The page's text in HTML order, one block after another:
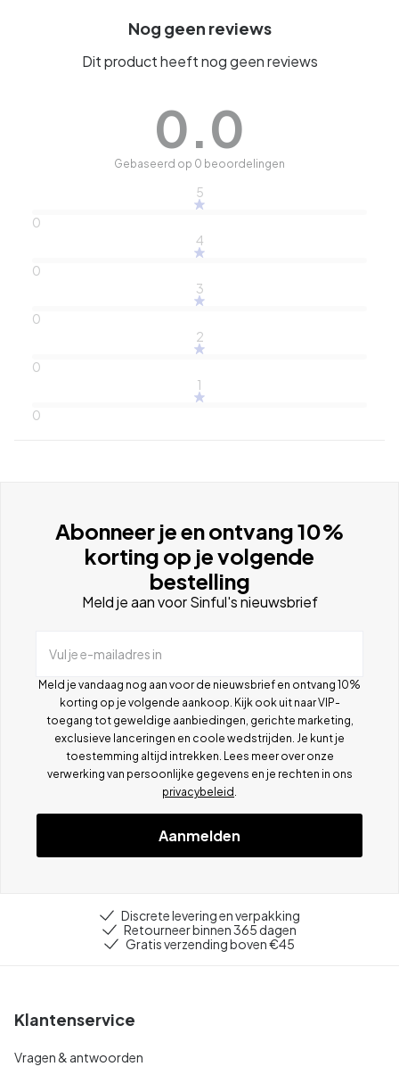
Nog geen reviews
Dit product heeft nog geen reviews
0.0
Gebaseerd op 0 beoordelingen
5
0
4
0
3
0
2
0
1
0
Abonneer je en ontvang 10%
korting op je volgende
bestelling
Meld je aan voor Sinful's nieuwsbrief
Vul je e-mailadres in
Meld je vandaag nog aan voor de nieuwsbrief en ontvang 10%
korting op je volgende aankoop. Kijk ook uit naar VIP-
toegang tot geweldige aanbiedingen, gerichte marketing,
exclusieve lanceringen en coole wedstrijden. Je kunt je
toestemming altijd intrekken. Lees meer over onze
verwerking van persoonlijke gegevens en je rechten in ons
privacybeleid
Aanmelden
Discrete levering en verpakking
Retourneer binnen 365 dagen
Gratis verzending boven €45
Klantenservice
Vragen & antwoorden